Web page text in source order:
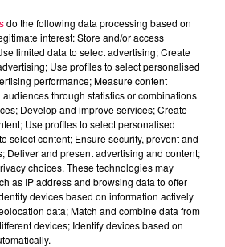
do the following data processing based on
interest: Store and/or access
limited data to select advertising; Create
Use profiles to select personalised
performance; Measure content
through statistics or combinations
Develop and improve services; Create
Use profiles to select personalised
select content; Ensure security, prevent and
Deliver and present advertising and content;
choices. These technologies may
as IP address and browsing data to offer
devices based on information actively
data; Match and combine data from
devices; Identify devices based on